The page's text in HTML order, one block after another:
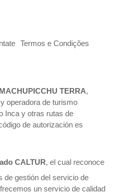
Termos e Condições
MACHUPICCHU TERRA,
operadora de turismo
Inca y otras rutas de
de autorización es
CALTUR, el cual reconoce
de gestión del servicio de
un servicio de calidad